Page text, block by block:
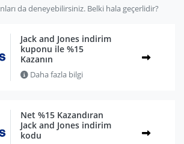
da deneyebilirsiniz. Belki hala geçerlidir?
Jack and Jones indirim
kuponu ile %15
Kazanın
Daha fazla bilgi
Net %15 Kazandıran
Jack and Jones indirim
kodu